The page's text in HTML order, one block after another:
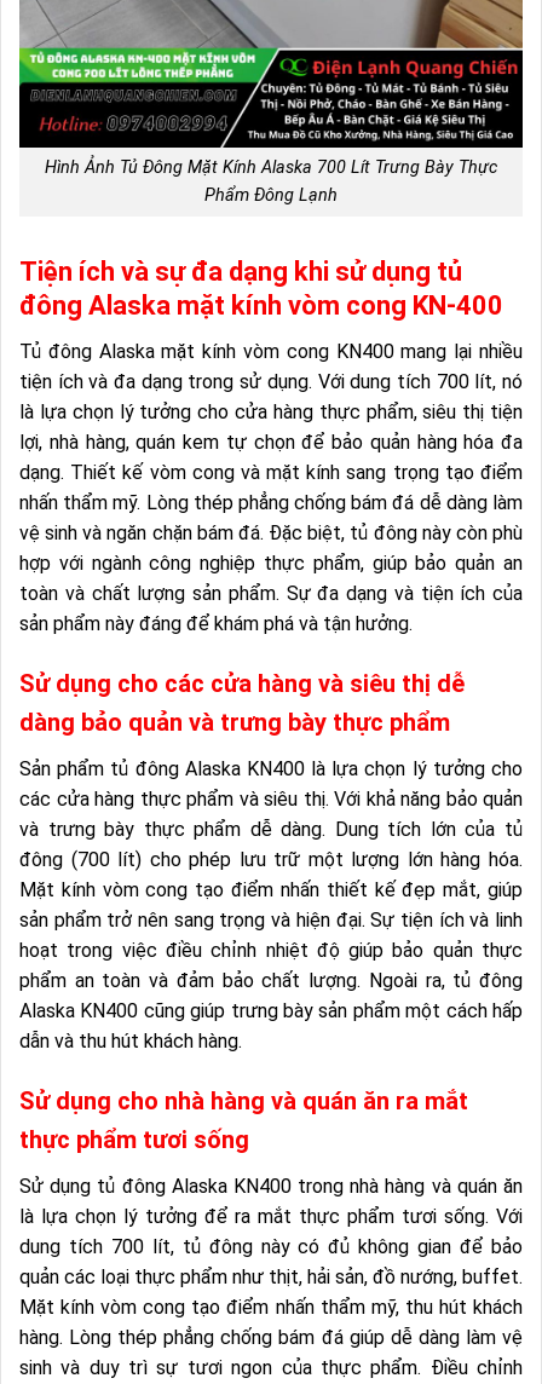
Hình Ảnh Tủ Đông Mặt Kính Alaska 700 Lít Trưng Bày Thực
Phẩm Đông Lạnh
Tiện ích và sự đa dạng khi sử dụng tủ
đông Alaska mặt kính vòm cong KN-400
Tủ đông Alaska mặt kính vòm cong KN400 mang lại nhiều
tiện ích và đa dạng trong sử dụng. Với dung tích 700 lít, nó
là lựa chọn lý tưởng cho cửa hàng thực phẩm, siêu thị tiện
lợi, nhà hàng, quán kem tự chọn để bảo quản hàng hóa đa
dạng. Thiết kế vòm cong và mặt kính sang trọng tạo điểm
nhấn thẩm mỹ. Lòng thép phẳng chống bám đá dễ dàng làm
vệ sinh và ngăn chặn bám đá. Đặc biệt, tủ đông này còn phù
hợp với ngành công nghiệp thực phẩm, giúp bảo quản an
toàn và chất lượng sản phẩm. Sự đa dạng và tiện ích của
sản phẩm này đáng để khám phá và tận hưởng.
Sử dụng cho các cửa hàng và siêu thị dễ
dàng bảo quản và trưng bày thực phẩm
Sản phẩm tủ đông Alaska KN400 là lựa chọn lý tưởng cho
các cửa hàng thực phẩm và siêu thị. Với khả năng bảo quản
và trưng bày thực phẩm dễ dàng. Dung tích lớn của tủ
đông (700 lít) cho phép lưu trữ một lượng lớn hàng hóa.
Mặt kính vòm cong tạo điểm nhấn thiết kế đẹp mắt, giúp
sản phẩm trở nên sang trọng và hiện đại. Sự tiện ích và linh
hoạt trong việc điều chỉnh nhiệt độ giúp bảo quản thực
phẩm an toàn và đảm bảo chất lượng. Ngoài ra, tủ đông
Alaska KN400 cũng giúp trưng bày sản phẩm một cách hấp
dẫn và thu hút khách hàng.
Sử dụng cho nhà hàng và quán ăn ra mắt
thực phẩm tươi sống
Sử dụng tủ đông Alaska KN400 trong nhà hàng và quán ăn
là lựa chọn lý tưởng để ra mắt thực phẩm tươi sống. Với
dung tích 700 lít, tủ đông này có đủ không gian để bảo
quản các loại thực phẩm như thịt, hải sản, đồ nướng, buffet.
Mặt kính vòm cong tạo điểm nhấn thẩm mỹ, thu hút khách
hàng. Lòng thép phẳng chống bám đá giúp dễ dàng làm vệ
sinh và duy trì sự tươi ngon của thực phẩm. Điều chỉnh